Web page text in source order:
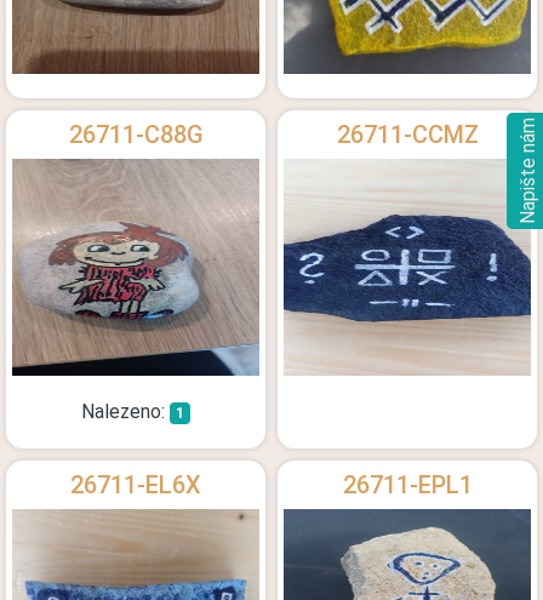
Napište nám
26711-C88G
Nalezeno: 1
26711-CCMZ
26711-EL6X 26711-EPL1